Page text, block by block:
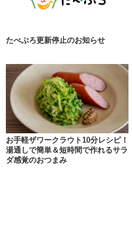
たべぷろ更新停止のお知らせ
お手軽ザワークラウト10分レシピ！
湯通しで簡単＆短時間で作れるサラ
ダ感覚のおつまみ